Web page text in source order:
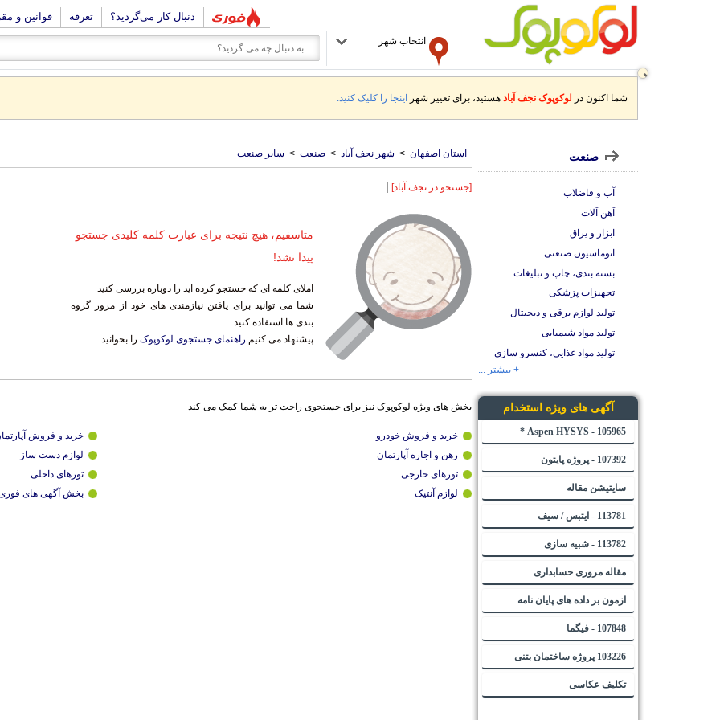
دنبال کار می‌گردید؟ تعرفه قوانین و
انتخاب شهر
شما اکنون در لوکوپوک نجف آباد هستید، برای تغییر شهر اینجا را کلیک کنید.
استان اصفهان > شهر نجف آباد > صنعت > سایر صنعت
[جستجو در نجف آباد] |
متاسفیم، هیچ نتیجه برای عبارت کلمه کلیدی جستجو
پیدا نشد!
املای کلمه ای که جستجو کرده اید را دوباره بررسی کنید
شما می توانید برای یافتن نیازمندی های خود از مرور گروه
بندی ها استفاده کنید
پیشنهاد می کنیم راهنمای جستجوی لوکوپوک را بخوانید
بخش های ویژه لوکوپوک نیز برای جستجوی راحت تر به شما کمک می کند
خرید و فروش خودرو
خرید و فروش
رهن و اجاره آپارتمان
لوازم دست ساز
تورهای خارجی
تورهای داخلی
لوازم آنتیک
بخش آگهی های
صنعت
آب و فاضلاب
آهن آلات
ابزار و یراق
اتوماسیون صنعتی
بسته بندی، چاپ و تبلیغات
تجهیزات پزشکی
تولید لوازم برقی و دیجیتال
تولید مواد شیمیایی
تولید مواد غذایی، کنسرو سازی
+ بیشتر ...
آگهی های ویژه استخدام
105965 - Aspen HYSYS *
107392 - پروژه پایتون
سایتیشن مقاله
113781 - ایتبس / سیف
113782 - شبیه سازی
مقاله مروری حسابداری
ازمون بر داده های پایان نامه
107848 - فیگما
103226 پروژه ساختمان بتنی
تکلیف عکاسی